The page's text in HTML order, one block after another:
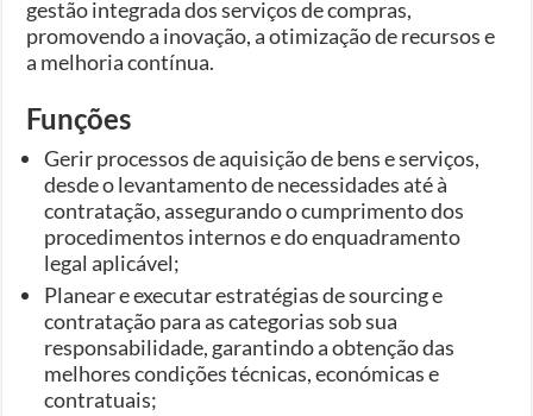
gestão integrada dos serviços de compras,
promovendo a inovação, a otimização de recursos e
a melhoria contínua.
Funções
Gerir processos de aquisição de bens e serviços,
desde o levantamento de necessidades até à
contratação, assegurando o cumprimento dos
procedimentos internos e do enquadramento
legal aplicável;
Planear e executar estratégias de sourcing e
contratação para as categorias sob sua
responsabilidade, garantindo a obtenção das
melhores condições técnicas, económicas e
contratuais;